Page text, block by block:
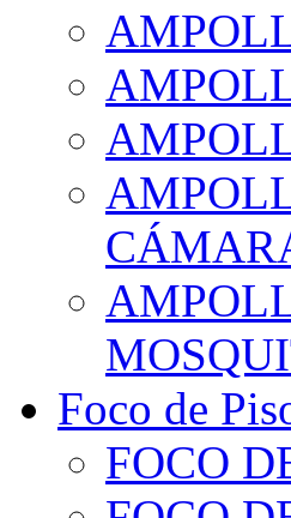
Foco de
FOCO